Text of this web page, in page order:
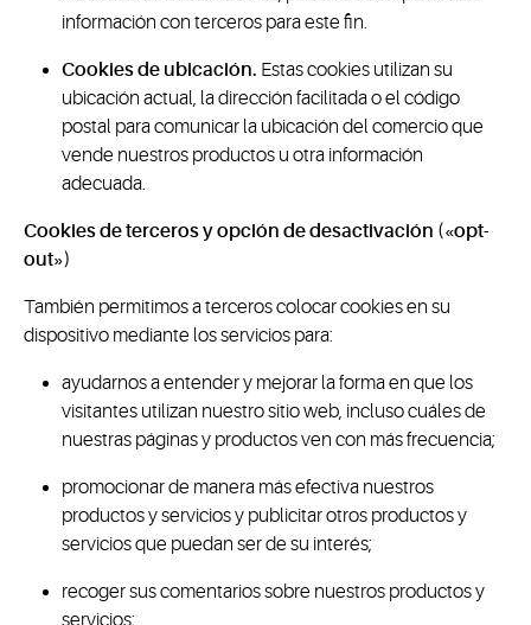
información con terceros para este fin.
Cookies de ubicación. Estas cookies utilizan su
ubicación actual, la dirección facilitada o el código
postal para comunicar la ubicación del comercio que
vende nuestros productos u otra información
adecuada.
Cookies de terceros y opción de desactivación («opt-
out»)
También permitimos a terceros colocar cookies en su
dispositivo mediante los servicios para:
ayudarnos a entender y mejorar la forma en que los
visitantes utilizan nuestro sitio web, incluso cuáles de
nuestras páginas y productos ven con más frecuencia;
promocionar de manera más efectiva nuestros
productos y servicios y publicitar otros productos y
servicios que puedan ser de su interés;
recoger sus comentarios sobre nuestros productos y